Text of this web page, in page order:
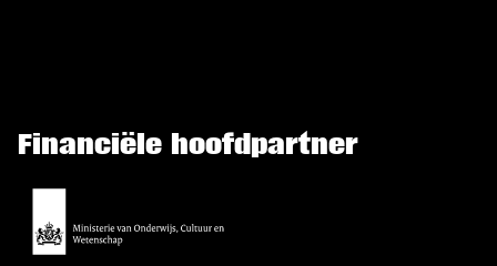
Financiële hoofdpartner